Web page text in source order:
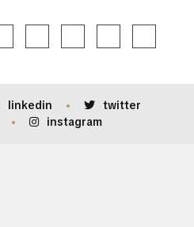
linkedin
twitter
instagram